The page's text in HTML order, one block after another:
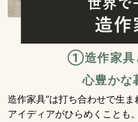
①造作家具
心豊かな
造作家具”は打ち合わせで生
アイディアがひらめくことも